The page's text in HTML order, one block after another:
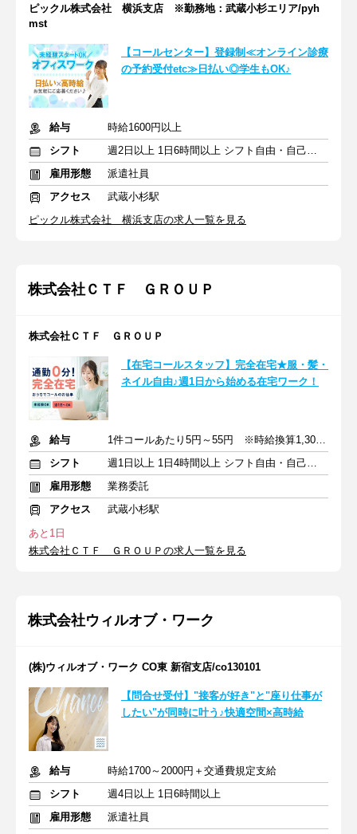
ピックル株式会社 横浜支店 ※勤務地：武蔵小杉エリア/pyh
mst
【コールセンター】登録制≪オンライン診療
の予約受付etc≫日払い◎学生もOK♪
給与
時給1600円以上
シフト
週2日以上 1日6時間以上 シフト自由・自己申告
雇用形態
派遣社員
アクセス
武蔵小杉駅
ピックル株式会社 横浜支店の求人一覧を見る
株式会社ＣＴＦ ＧＲＯＵＰ
株式会社ＣＴＦ ＧＲＯＵＰ
【在宅コールスタッフ】完全在宅★服・髪・
ネイル自由♪週1日から始める在宅ワーク！
給与
1件コールあたり5円～55円 ※時給換算1,300円～4,000円
シフト
週1日以上 1日4時間以上 シフト自由・自己申告
雇用形態
業務委託
アクセス
武蔵小杉駅
あと1日
株式会社ＣＴＦ ＧＲＯＵＰの求人一覧を見る
株式会社ウィルオブ・ワーク
(株)ウィルオブ・ワーク CO東 新宿支店/co130101
【問合せ受付】"接客が好き"と"座り仕事が
したい"が同時に叶う♪快適空間×高時給
給与
時給1700～2000円＋交通費規定支給
シフト
週4日以上 1日6時間以上
雇用形態
派遣社員